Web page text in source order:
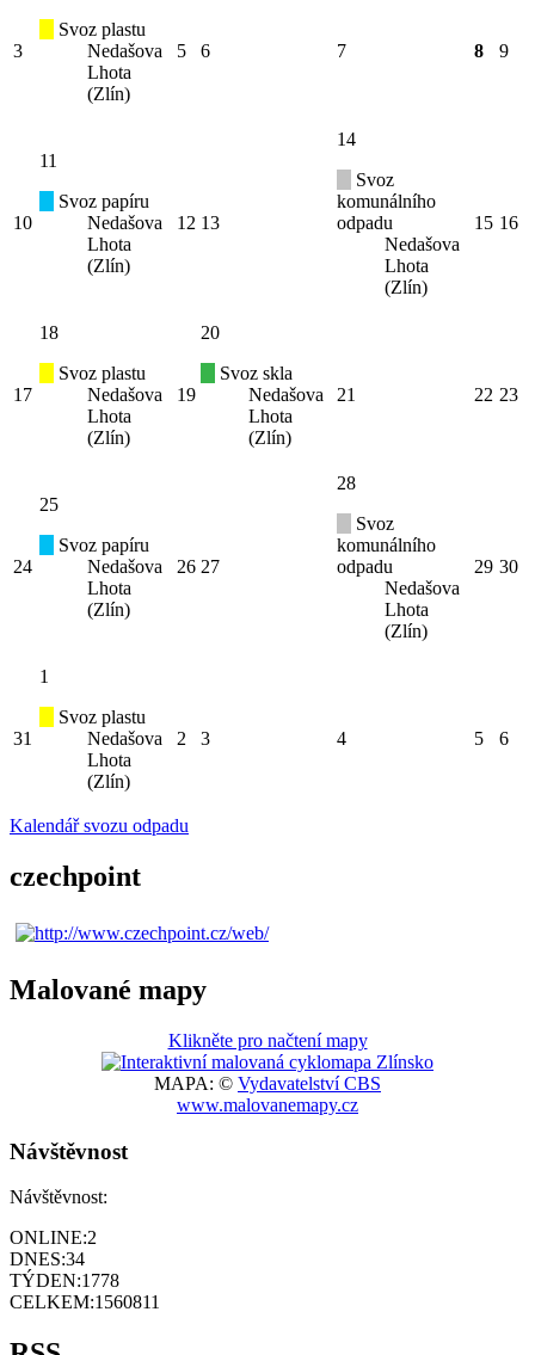
3
Svoz plastu
Nedašova
Lhota
(Zlín)
5 6 7 8 9
10
11
Svoz papíru
Nedašova
Lhota
(Zlín)
12 13
14
Svoz
komunálního
odpadu
Nedašova
Lhota
(Zlín)
15 16
17
18
Svoz plastu
Nedašova
Lhota
(Zlín)
19
20
Svoz skla
Nedašova
Lhota
(Zlín)
21 22 23
24
25
Svoz papíru
Nedašova
Lhota
(Zlín)
26 27
28
Svoz
komunálního
odpadu
Nedašova
Lhota
(Zlín)
29 30
31
1
Svoz plastu
Nedašova
Lhota
(Zlín)
2 3 4 5 6
Kalendář svozu odpadu
czechpoint
Malované mapy
Klikněte pro načtení mapy
MAPA: © Vydavatelství CBS
www.malovanemapy.cz
Návštěvnost
Návštěvnost:
ONLINE:2
DNES:34
TÝDEN:1778
CELKEM:1560811